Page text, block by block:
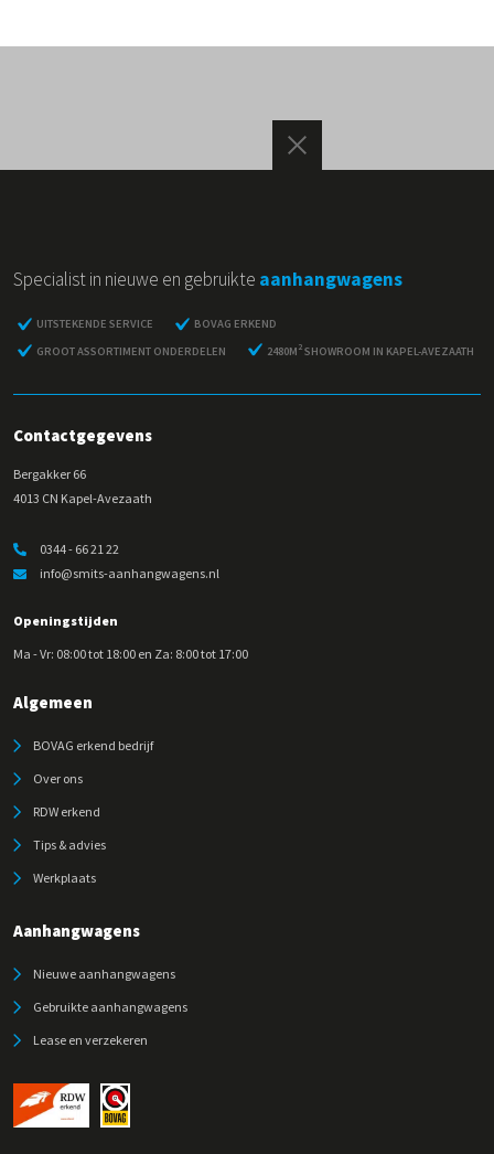
Specialist in nieuwe en gebruikte aanhangwagens
UITSTEKENDE SERVICE
BOVAG ERKEND
GROOT ASSORTIMENT ONDERDELEN
2480M 2SHOWROOM IN KAPEL-AVEZAATH
Contactgegevens
Bergakker 66
4013 CN Kapel-Avezaath
0344 - 66 21 22
info@smits-aanhangwagens.nl
Openingstijden
Ma - Vr: 08:00 tot 18:00 en Za: 8:00 tot 17:00
Algemeen
BOVAG erkend bedrijf
Over ons
RDW erkend
Tips & advies
Werkplaats
Aanhangwagens
Nieuwe aanhangwagens
Gebruikte aanhangwagens
Lease en verzekeren